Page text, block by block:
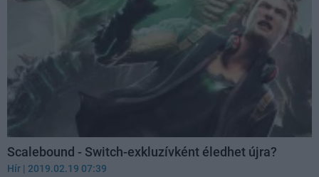
Scalebound - Switch-exkluzívként éledhet újra?
Hír | 2019.02.19 07:39